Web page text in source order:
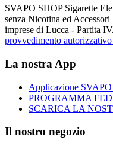
SVAPO SHOP Sigarette
senza Nicotina ed
imprese di Lucca - Partita
provvedimento
La nostra App
Applicazione
PROGRAMMA
SCARICA LA
Il nostro negozio